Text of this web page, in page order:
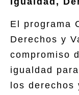
El programa
Derechos y
compromiso
igualdad
los